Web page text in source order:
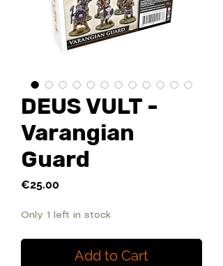
DEUS VULT -
Varangian
Guard
€25.00
Only 1 left in stock
Add to Cart